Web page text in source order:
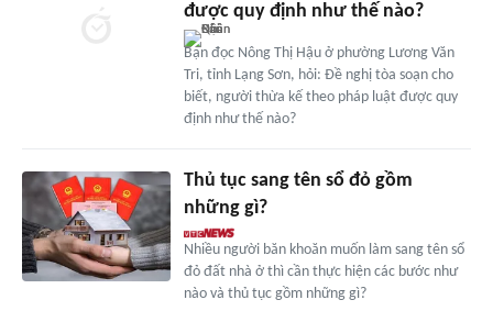
được quy định như thế nào?
Bạn đọc Nông Thị Hậu ở phường Lương Văn
Tri, tỉnh Lạng Sơn, hỏi: Đề nghị tòa soạn cho
biết, người thừa kế theo pháp luật được quy
định như thế nào?
Thủ tục sang tên sổ đỏ gồm
những gì?
Nhiều người băn khoăn muốn làm sang tên sổ
đỏ đất nhà ở thì cần thực hiện các bước như
nào và thủ tục gồm những gì?